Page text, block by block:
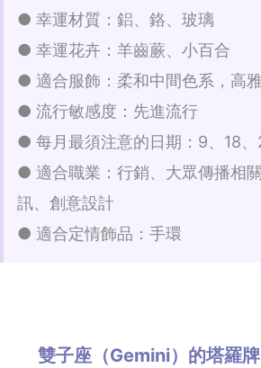
● 幸運材質：鋁、鉻、玻璃
● 幸運花卉：羊齒蕨、小百合
● 適合服飾：柔和中間色系，高
● 流行敏感度：先進流行
● 每月最須注意的日期：9、18
● 適合職業：行銷、大眾傳播相
訊、創意設計
● 適合定情飾品：手環
雙子座（Gemini）的塔羅